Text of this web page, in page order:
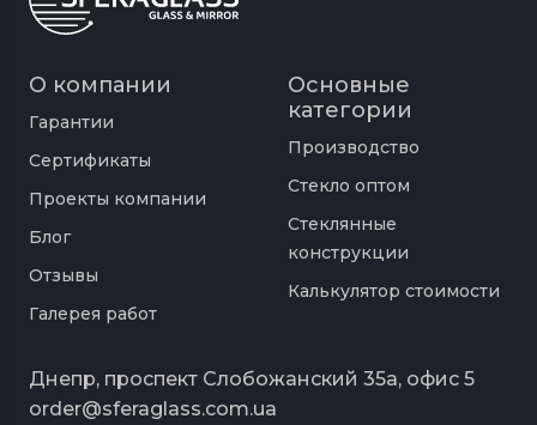
О компании
Гарантии
Сертификаты
Проекты компании
Блог
Отзывы
Галерея работ
Основные
категории
Производство
Стекло оптом
Стеклянные
конструкции
Калькулятор стоимости
Днепр, проспект Слобожанский 35а, офис 5
order@sferaglass.com.ua